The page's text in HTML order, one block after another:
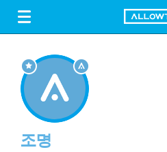
FREE DOWNLOAD
조명